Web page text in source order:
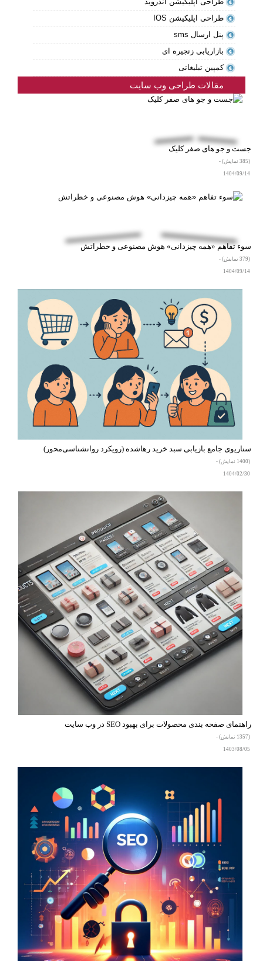
طراحی اپلیکیشن IOS
پنل ارسال sms
بازاریابی زنجیره ای
کمپین تبلیغاتی
مقالات طراحی وب سایت
جست و جو های صفر کلیک
(385 نمایش) -
1404/09/14
سوء‌ تفاهم «همه‌ چیزدانی» هوش مصنوعی و خطراتش
(379 نمایش) -
1404/09/14
سناریوی جامع بازیابی سبد خرید رها‌شده (رویکرد روانشناسی‌محور)
(1400 نمایش) -
1404/02/30
راهنمای صفحه بندی محصولات برای بهبود SEO در وب سایت
(1357 نمایش) -
1403/08/05